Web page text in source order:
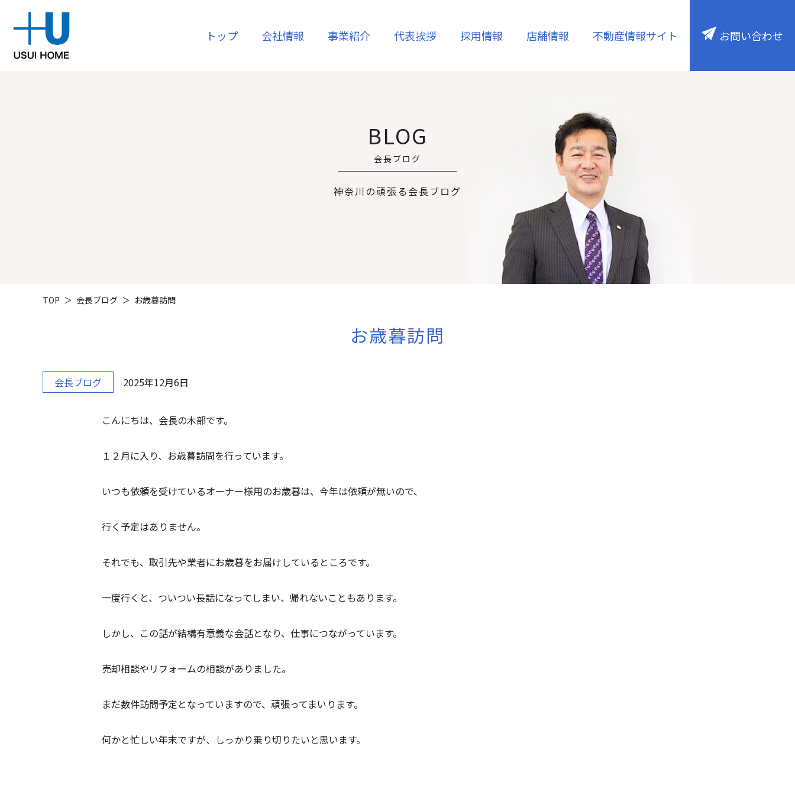
トップ 会社情報
ESG／SDGs
事業紹介
不動産管理 保険・ライフコンサル
ウェルスマネジメント
代表挨拶 採用情報 店舗情報 不動産情報サイト お問い合わせ
BLOG
会長ブログ
神奈川の頑張る会長ブログ
TOP 会長ブログ お歳暮訪問
お歳暮訪問
会長ブログ 2025年12月6日
こんにちは、会長の木部です。
１２月に入り、お歳暮訪問を行っています。
いつも依頼を受けているオーナー様用のお歳暮は、今年は依頼が無いので、
行く予定はありません。
それでも、取引先や業者にお歳暮をお届けしているところです。
一度行くと、ついつい長話になってしまい、帰れないこともあります。
しかし、この話が結構有意義な会話となり、仕事につながっています。
売却相談やリフォームの相談がありました。
まだ数件訪問予定となっていますので、頑張ってまいります。
何かと忙しい年末ですが、しっかり乗り切りたいと思います。